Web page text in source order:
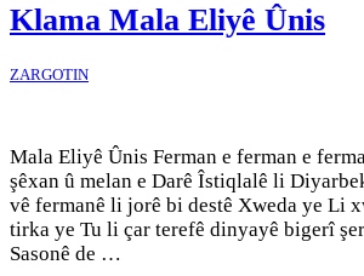
Klama Mala Eliyê Ûnis
ZARGOTIN
Mala Eliyê Ûnis Ferman e ferman e
şêxan û melan e Darê Îstiqlalê li
vê fermanê li jorê bi destê Xweda ye Li
tirka ye Tu li çar terefê dinyayê bigerî
Sasonê de …